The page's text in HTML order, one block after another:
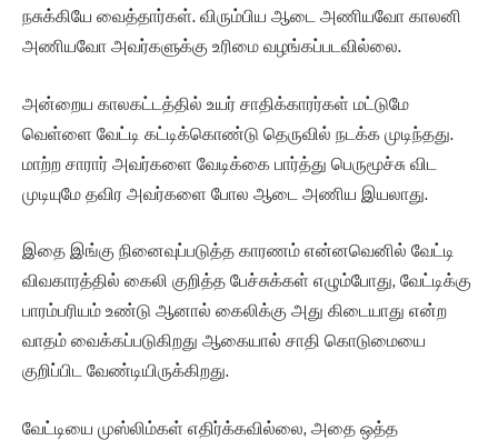
நசுக்கியே வைத்தார்கள். விரும்பிய ஆடை அணியவோ காலனி
அணியவோ அவர்களுக்கு உரிமை வழங்கப்படவில்லை.
அன்றைய காலகட்டத்தில் உயர் சாதிக்காரர்கள் மட்டுமே
வெள்ளை வேட்டி கட்டிக்கொண்டு தெருவில் நடக்க முடிந்தது.
மாற்ற சாரார் அவர்களை வேடிக்கை பார்த்து பெருமூச்சு விட
முடியுமே தவிர அவர்களை போல ஆடை அணிய இயலாது.
இதை இங்கு நினைவுப்படுத்த காரணம் என்னவெனில் வேட்டி
விவகாரத்தில் கைலி குறித்த பேச்சுக்கள் எழும்போது, வேட்டிக்கு
பாரம்பரியம் உண்டு ஆனால் கைலிக்கு அது கிடையாது என்ற
வாதம் வைக்கப்படுகிறது ஆகையால் சாதி கொடுமையை
குறிப்பிட வேண்டியிருக்கிறது.
வேட்டியை முஸ்லிம்கள் எதிர்க்கவில்லை, அதை ஒத்த